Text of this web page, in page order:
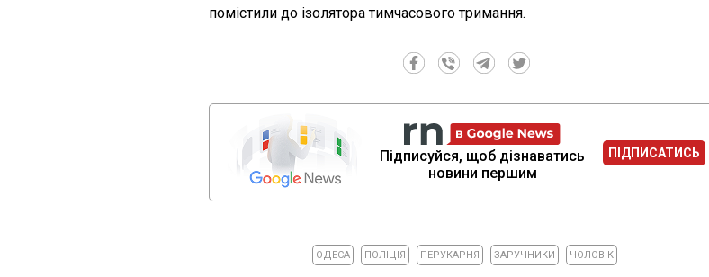
помістили до ізолятора тимчасового тримання.
Підписуйся, щоб дізнаватись
новини першим
ПІДПИСАТИСЬ
ОДЕСА ПОЛІЦІЯ ПЕРУКАРНЯ ЗАРУЧНИКИ ЧОЛОВІК